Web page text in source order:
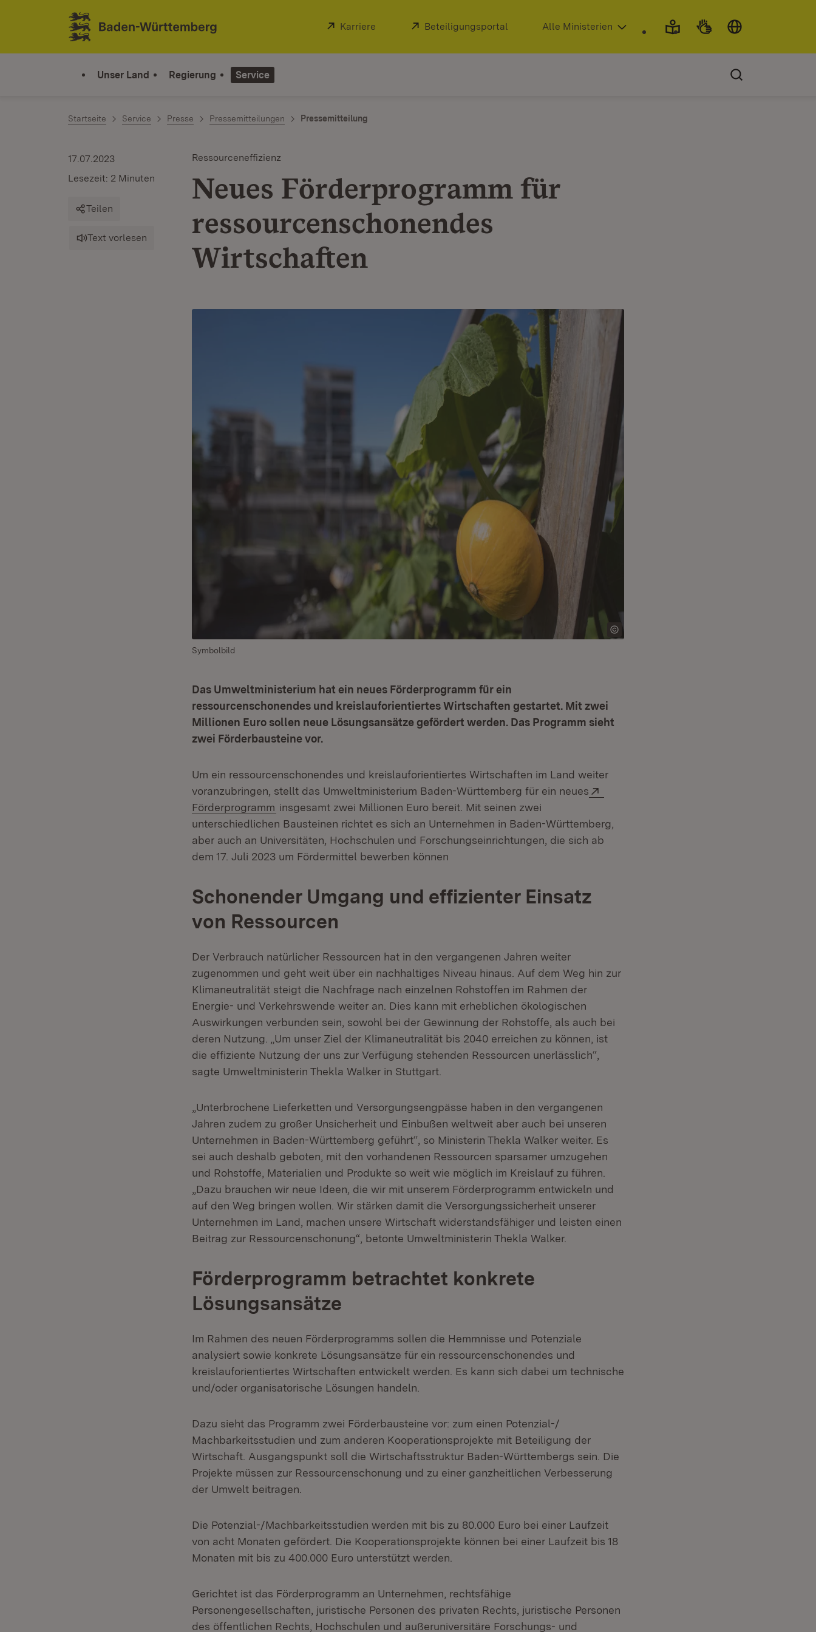
Zum Inhalt springen
Link zur Startseite
Extern:
Karriere (Öffnet in neuem Fenster)
Extern:
Beteiligungsportal (Öffnet in neuem Fenster)
Alle Ministerien
Unser Land Regierung Service
Startseite Service Presse Pressemitteilungen Pressemitteilung
Ressourceneffizienz
Neues Förderprogramm für
ressourcenschonendes
Wirtschaften
17.07.2023
Lesezeit: 2 Minuten
Teilen
Text vorlesen
Symbolbild
Das Umweltministerium hat ein neues Förderprogramm für ein
ressourcenschonendes und kreislauforientiertes Wirtschaften gestartet. Mit zwei
Millionen Euro sollen neue Lösungsansätze gefördert werden. Das Programm sieht
zwei Förderbausteine vor.
Um ein ressourcenschonendes und kreislauforientiertes Wirtschaften im Land weiter
voranzubringen, stellt das Umweltministerium Baden-Württemberg für ein neues
Förderprogramm (Öffnet in neuem Fenster)
insgesamt zwei Millionen Euro bereit. Mit seinen zwei
unterschiedlichen Bausteinen richtet es sich an Unternehmen in Baden-Württemberg,
aber auch an Universitäten, Hochschulen und Forschungseinrich­tungen, die sich ab
dem 17. Juli 2023 um Fördermittel bewerben können
Schonender Umgang und effizienter Einsatz
von Ressourcen
Der Verbrauch natürlicher Ressourcen hat in den vergangenen Jahren weiter
zugenommen und geht weit über ein nachhaltiges Niveau hinaus. Auf dem Weg hin zur
Klimaneutralität steigt die Nachfrage nach einzelnen Rohstoffen im Rahmen der
Energie- und Verkehrswende weiter an. Dies kann mit erheblichen ökologischen
Auswirkungen verbunden sein, sowohl bei der Gewinnung der Rohstoffe, als auch bei
deren Nutzung. „Um unser Ziel der Klimaneutralität bis 2040 erreichen zu können, ist
die effiziente Nutzung der uns zur Verfügung stehenden Ressourcen unerlässlich“,
sagte Umweltministerin Thekla Walker in Stuttgart.
„Unterbrochene Lieferketten und Versorgungsengpässe haben in den vergangenen
Jahren zudem zu großer Unsicherheit und Einbußen weltweit aber auch bei unseren
Unternehmen in Baden-Württemberg geführt“, so Ministerin Thekla Walker weiter. Es
sei auch deshalb geboten, mit den vorhandenen Ressourcen sparsamer umzugehen
und Rohstoffe, Materialien und Produkte so weit wie möglich im Kreislauf zu führen.
„Dazu brauchen wir neue Ideen, die wir mit unserem Förderprogramm entwickeln und
auf den Weg bringen wollen. Wir stärken damit die Versorgungssicherheit unserer
Unternehmen im Land, machen unsere Wirtschaft widerstandsfähiger und leisten einen
Beitrag zur Ressourcenschonung“, betonte Umweltministerin Thekla Walker.
Förderprogramm betrachtet konkrete
Lösungsansätze
Im Rahmen des neuen Förderprogramms sollen die Hemmnisse und Potenziale
analysiert sowie konkrete Lösungsansätze für ein ressourcenschonendes und
kreislauforientiertes Wirtschaften entwickelt werden. Es kann sich dabei um technische
und/oder organisatorische Lösungen handeln.
Dazu sieht das Programm zwei Förderbausteine vor: zum einen Potenzial-/
Machbarkeitsstudien und zum anderen Kooperationsprojekte mit Beteiligung der
Wirtschaft. Ausgangspunkt soll die Wirtschaftsstruktur Baden-Württembergs sein. Die
Projekte müssen zur Ressourcenschonung und zu einer ganzheitlichen Verbesserung
der Umwelt beitragen.
Die Potenzial-/Machbarkeitsstudien werden mit bis zu 80.000 Euro bei einer Laufzeit
von acht Monaten gefördert. Die Kooperationsprojekte können bei einer Laufzeit bis 18
Monaten mit bis zu 400.000 Euro unterstützt werden.
Gerichtet ist das Förderprogramm an Unternehmen, rechtsfähige
Personengesellschaften, juristische Personen des privaten Rechts, juristische Personen
des öffentlichen Rechts, Hochschulen und außeruniversitäre Forschungs- und